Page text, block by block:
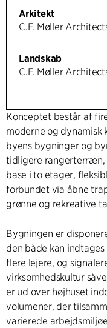
Arkitekt
C.F. Møller
Landskab
C.F. Møller
Konceptet består af
moderne og
byens bygninger og
tidligere rangerterræn,
base i to etager,
forbundet via åbne
grønne og rekreative
Bygningen er
den både kan
flere lejere, og
virksomhedskultur
er ud over højhuset
volumener, der
varierede